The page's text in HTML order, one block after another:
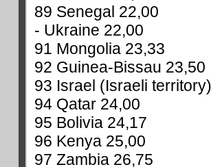
89 Senegal 22,00
- Ukraine 22,00
91 Mongolia 23,33
92 Guinea-Bissau 23,50
93 Israel (Israeli
94 Qatar 24,00
95 Bolivia 24,17
96 Kenya 25,00
97 Zambia 26,75